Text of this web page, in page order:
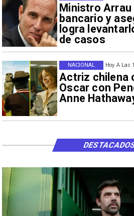
Ministro
bancario y
logra
de casos
Hoy A Las
Actriz chilena
Oscar con
Anne
NACIONAL